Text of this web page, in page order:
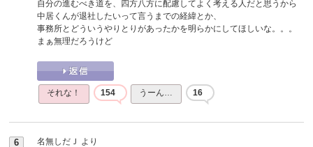
自分の進むべき道を、四方八方に配慮してよく考える人だと思うから
中居くんが退社したいって言うまでの経緯とか、
事務所とどういうやりとりがあったかを明らかにしてほしいな。。。
まぁ無理だろうけど
それな！ 154 うーん… 16
6 名無しだＪ より